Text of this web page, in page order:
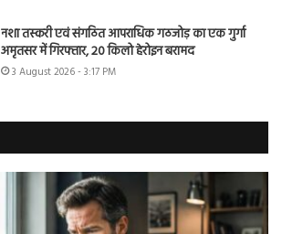
नशा तस्करी एवं संगठित आपराधिक गठजोड़ का एक गुर्गा
अमृतसर में गिरफ्तार, 20 किलो हेरोइन बरामद
3 August 2026 - 3:17 PM